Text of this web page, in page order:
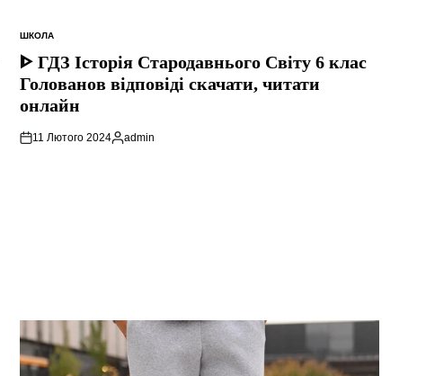
ОПУБЛІКУВАТИ
У
ШКОЛА
ᐈ ГДЗ Історія Стародавнього Свiту 6 клас
Голованов відповіді скачати, читати
онлайн
11 Лютого 2024
Опубліковано
admin